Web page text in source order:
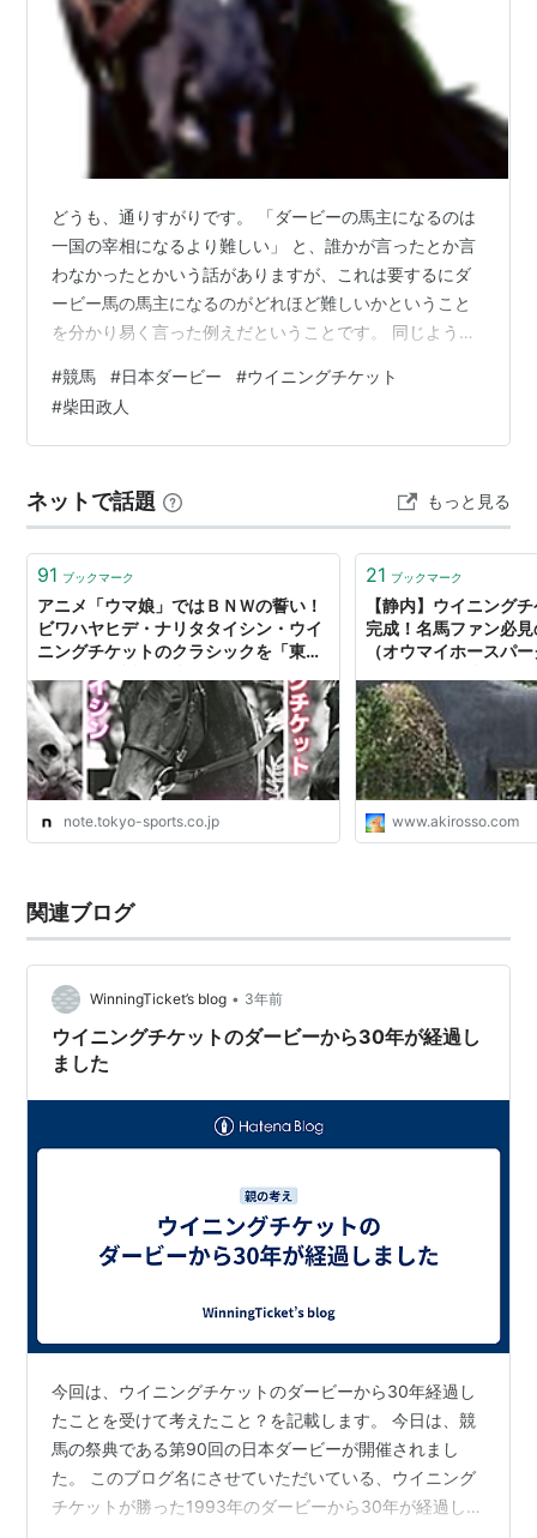
騎手をダービージョッキーに導いた馬として有名。
1992年の9月にデビュー戦は敗れたが、連闘で未勝利戦
を勝ちあがると4連勝で弥生賞を制しクラシックに名乗
りを上げた。1993年、一番人気で望んだ皐月賞は4着に
敗れたものの、続く日本ダービーでは追いすがるビワハ
花賞ではビワハヤヒデに雪辱され3着、続くジャパンカ
ップも3着だった。有馬記念は生涯初の大敗11着に終わ
り休養した。翌1994年の高松宮杯で復帰したものの全
盛期の勢いは無くオールカマーの2着が最高着順、続く
になった。種牡馬としてアロースタッドに繋養されてい
お、2007年4月21日、22日にリニューアルオープンす
る東京競馬場のイベントの目玉としてレガシーワールド
と共に招かれ、パドックを周回し展示された。
代表産駒
牡馬 性 生年 母 母の父
パラダイスシ
チー
牡
1999
年
エレガントブ
ーケ
イルドブルボン
サンヴァレー セ
1999
年
サンデーサイレンス
ユウキャラッ
ベルグチケッ
牝
1997
ベルグストー
ウイニングチケットの血統
トニービン
カンパラ
Kalamoun
State Pension
Severn Bridge Hornbeam
どうも、通りすがりです。 「ダービーの馬主になるのは
一国の宰相になるより難しい」 と、誰かが言ったとか言
わなかったとかいう話がありますが、これは要するにダ
ービー馬の馬主になるのがどれほど難しいかということ
を分かり易く言った例えだということです。 同じように
おそらくいつかはダービーの舞台にと憧れ騎手となり、
そしていつかはそのダービーの舞台で先頭でゴールした
いと夢見るようになるのでしょう。 且つて、柴田政人と
してリーディングジョッキーを競い合っていた日本のト
ップジョッキーの一人でした。 ただ不思議と…
#競馬 #日本ダービー #ウイニングチケット
#柴田政人
ネットで話題 もっと見る
91 ブックマーク
アニメ「ウマ娘」ではＢＮＷの誓い！
ビワハヤヒデ・ナリタタイシン・ウイ
ニングチケットのクラシックを「東ス
note.tokyo-sports.co.jp
21 ブックマーク
【静内】ウイニング
完成！名馬ファン必
（オウマイホースパ
www.akirosso.com
関連ブログ
WinningTicket’s blog • 3年前
ウイニングチケットのダービーから30年が経過し
ました
今回は、ウイニングチケットのダービーから30年経過し
たことを受けて考えたこと？を記載します。 今日は、競
馬の祭典である第90回の日本ダービーが開催されまし
た。 このブログ名にさせていただいている、ウイニング
チケットが勝った1993年のダービーから30年が経過しま